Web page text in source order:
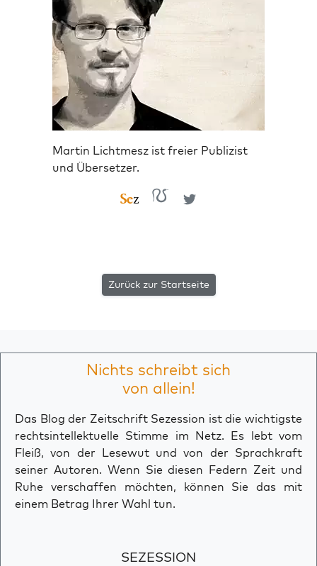
Martin Lichtmesz ist freier Publizist
und Übersetzer.
Zurück zur Startseite
Nichts schreibt sich
von allein!
Das Blog der Zeitschrift Sezession ist die wichtigste
rechtsintellektuelle Stimme im Netz. Es lebt vom
Fleiß, von der Lesewut und von der Sprachkraft
seiner Autoren. Wenn Sie diesen Federn Zeit und
Ruhe verschaffen möchten, können Sie das mit
einem Betrag Ihrer Wahl tun.
SEZESSION